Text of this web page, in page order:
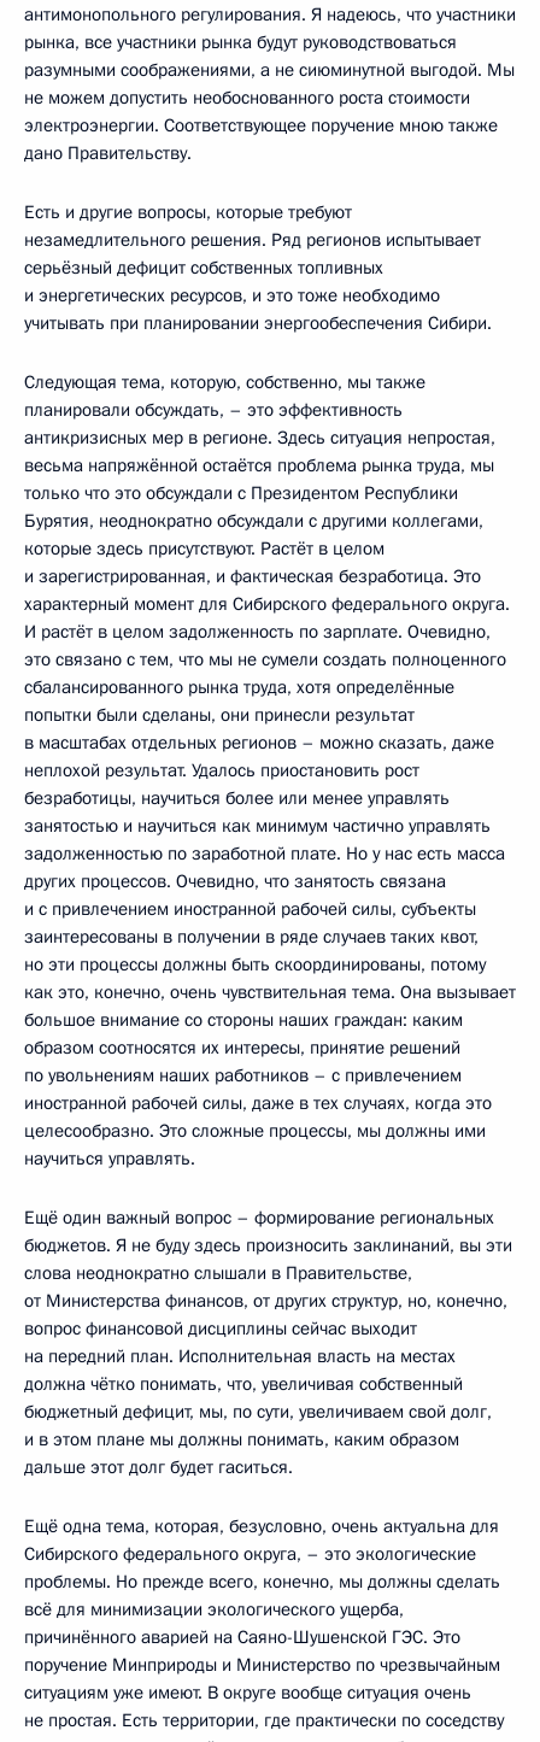
антимонопольного регулирования. Я надеюсь, что участники
рынка, все участники рынка будут руководствоваться
разумными соображениями, а не сиюминутной выгодой. Мы
не можем допустить необоснованного роста стоимости
электроэнергии. Соответствующее поручение мною также
дано Правительству.
Есть и другие вопросы, которые требуют
незамедлительного решения. Ряд регионов испытывает
серьёзный дефицит собственных топливных
и энергетических ресурсов, и это тоже необходимо
учитывать при планировании энергообеспечения Сибири.
Следующая тема, которую, собственно, мы также
планировали обсуждать, – это эффективность
антикризисных мер в регионе. Здесь ситуация непростая,
весьма напряжённой остаётся проблема рынка труда, мы
только что это обсуждали с Президентом Республики
Бурятия, неоднократно обсуждали с другими коллегами,
которые здесь присутствуют. Растёт в целом
и зарегистрированная, и фактическая безработица. Это
характерный момент для Сибирского федерального округа.
И растёт в целом задолженность по зарплате. Очевидно,
это связано с тем, что мы не сумели создать полноценного
сбалансированного рынка труда, хотя определённые
попытки были сделаны, они принесли результат
в масштабах отдельных регионов – можно сказать, даже
неплохой результат. Удалось приостановить рост
безработицы, научиться более или менее управлять
занятостью и научиться как минимум частично управлять
задолженностью по заработной плате. Но у нас есть масса
других процессов. Очевидно, что занятость связана
и с привлечением иностранной рабочей силы, субъекты
заинтересованы в получении в ряде случаев таких квот,
но эти процессы должны быть скоординированы, потому
как это, конечно, очень чувствительная тема. Она вызывает
большое внимание со стороны наших граждан: каким
образом соотносятся их интересы, принятие решений
по увольнениям наших работников – с привлечением
иностранной рабочей силы, даже в тех случаях, когда это
целесообразно. Это сложные процессы, мы должны ими
научиться управлять.
Ещё один важный вопрос – формирование региональных
бюджетов. Я не буду здесь произносить заклинаний, вы эти
слова неоднократно слышали в Правительстве,
от Министерства финансов, от других структур, но, конечно,
вопрос финансовой дисциплины сейчас выходит
на передний план. Исполнительная власть на местах
должна чётко понимать, что, увеличивая собственный
бюджетный дефицит, мы, по сути, увеличиваем свой долг,
и в этом плане мы должны понимать, каким образом
дальше этот долг будет гаситься.
Ещё одна тема, которая, безусловно, очень актуальна для
Сибирского федерального округа, – это экологические
проблемы. Но прежде всего, конечно, мы должны сделать
всё для минимизации экологического ущерба,
причинённого аварией на Саяно-Шушенской ГЭС. Это
поручение Минприроды и Министерство по чрезвычайным
ситуациям уже имеют. В округе вообще ситуация очень
не простая. Есть территории, где практически по соседству